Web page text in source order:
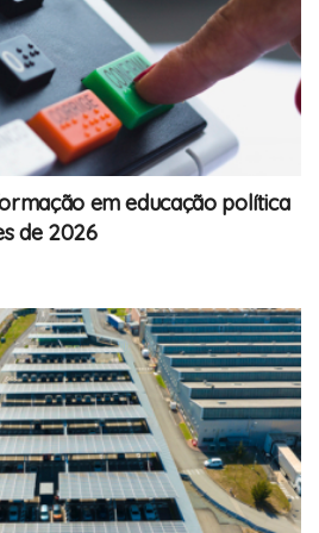
em educação política
de 2026